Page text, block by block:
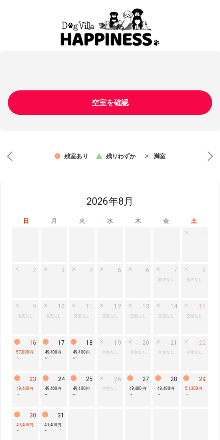
空室を確認
残室あり 残りわずか 満室
2026年8月
日 月 火 水 木 金
土
1
2 3 4 5 6 7
販売なし
8
販売なし
9
販売なし
10
販売なし
11
空室なし
12
空室なし
13
空室なし
14
空室なし
15
空室なし
16
57,000円
~
17
49,400円
~
18
49,400円
~
19
空室なし
20
空室なし
21
空室なし
22
空室なし
23
49,400円
~
24
49,400円
~
25
49,400円
~
26
空室なし
27
49,400円
~
28
49,400円
~
29
51,300円
~
30
49,400円
~
31
49,400円
~